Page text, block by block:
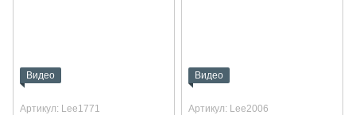
Видео
Артикул: Lee1771
Видео
Артикул: Lee2006